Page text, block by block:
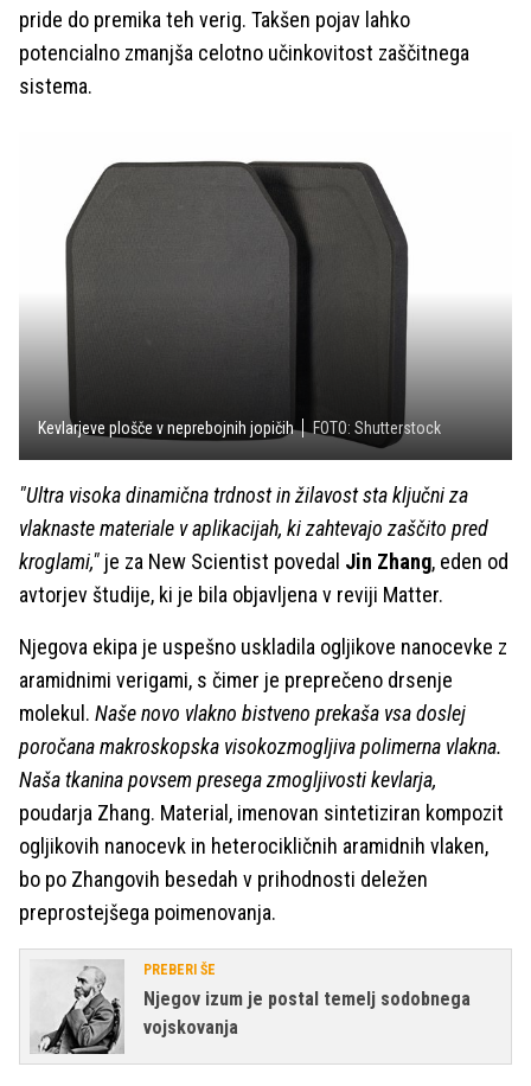
pride do premika teh verig. Takšen pojav lahko
potencialno zmanjša celotno učinkovitost zaščitnega
sistema.
Kevlarjeve plošče v neprebojnih jopičih FOTO: Shutterstock
"Ultra visoka dinamična trdnost in žilavost sta ključni za
vlaknaste materiale v aplikacijah, ki zahtevajo zaščito pred
kroglami," je za New Scientist povedal Jin Zhang, eden od
avtorjev študije, ki je bila objavljena v reviji Matter.
Njegova ekipa je uspešno uskladila ogljikove nanocevke z
aramidnimi verigami, s čimer je preprečeno drsenje
molekul. Naše novo vlakno bistveno prekaša vsa doslej
poročana makroskopska visokozmogljiva polimerna vlakna.
Naša tkanina povsem presega zmogljivosti kevlarja,
poudarja Zhang. Material, imenovan sintetiziran kompozit
ogljikovih nanocevk in heterocikličnih aramidnih vlaken,
bo po Zhangovih besedah v prihodnosti deležen
preprostejšega poimenovanja.
PREBERI ŠE
Njegov izum je postal temelj sodobnega
vojskovanja